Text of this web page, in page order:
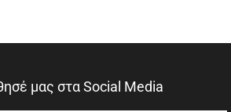
μας στα Social Media